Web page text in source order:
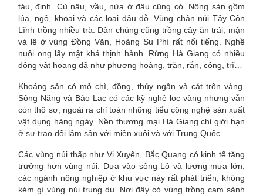
táu, đinh. Củ nâu, vầu, nứa ở đâu cũng có. Nông sản gồm
lúa, ngô, khoai và các loại đậu đỗ. Vùng chân núi Tây Côn
Lĩnh trồng nhiều trà. Dân chúng cũng trồng cây ăn trái, mận
và lê ở vùng Đồng Văn, Hoàng Su Phì rất nổi tiếng. Nghề
nuôi ong lấy mật khá thịnh hành. Rừng Hà Giang có nhiều
động vật hoang dã như phượng hoàng, trăn, rắn, công, trĩ…
Khoáng sản có mỏ chì, đồng, thủy ngân và cát trộn vàng.
Sông Năng và Bảo Lạc có các kỹ nghệ lọc vàng nhưng vẫn
còn thô sơ, ngoài ra chỉ toàn những tiểu công nghệ sản xuất
vật dụng hàng ngày. Nền thương mại Hà Giang chỉ giới hạn
ở sự trao đổi lâm sản với miền xuôi và với Trung Quốc.
Các vùng núi thấp như Vị Xuyên, Bắc Quang có kinh tế tăng
trưởng hơn vùng núi. Dựa vào sông Lô và lượng mưa lớn,
các ngành nông nghiệp ở khu vực này rất phát triển , không
kém gì vùng núi trung du. Nơi đây có vùng trồng cam sành